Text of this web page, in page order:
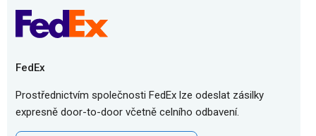
FedEx
Prostřednictvím společnosti FedEx lze odeslat zásilky
expresně door-to-door včetně celního odbavení.